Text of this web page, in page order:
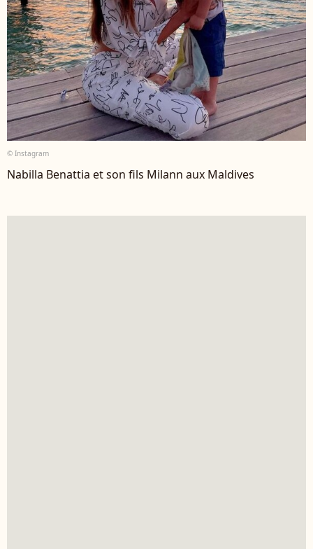
© Instagram
Nabilla Benattia et son fils Milann aux Maldives